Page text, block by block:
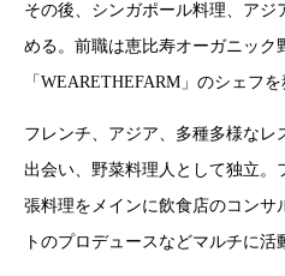
その後、シンガポール料理、アジ
める。前職は恵比寿オーガニック
「WEARETHEFARM」のシェフを
フレンチ、アジア、多種多様なレ
出会い、野菜料理人として独立。
張料理をメインに飲食店のコンサ
トのプロデュースなどマルチに活